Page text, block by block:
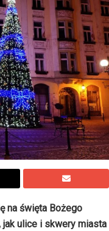
na święta Bożego
jak ulice i skwery miasta